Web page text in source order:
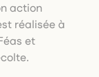
action
réalisée à
et